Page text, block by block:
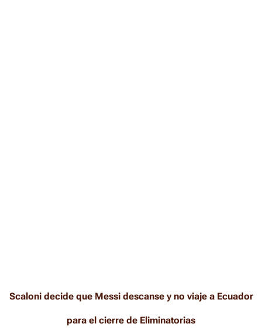
Scaloni decide que Messi descanse y no viaje a Ecuador
para el cierre de Eliminatorias